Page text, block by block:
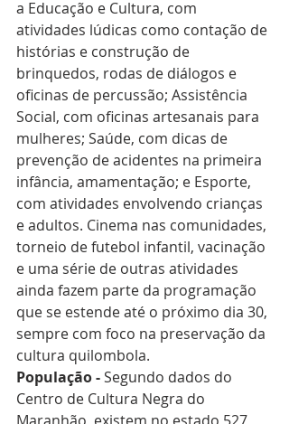
a Educação e Cultura, com
atividades lúdicas como contação de
histórias e construção de
brinquedos, rodas de diálogos e
oficinas de percussão; Assistência
Social, com oficinas artesanais para
mulheres; Saúde, com dicas de
prevenção de acidentes na primeira
infância, amamentação; e Esporte,
com atividades envolvendo crianças
e adultos. Cinema nas comunidades,
torneio de futebol infantil, vacinação
e uma série de outras atividades
ainda fazem parte da programação
que se estende até o próximo dia 30,
sempre com foco na preservação da
cultura quilombola.
População - Segundo dados do
Centro de Cultura Negra do